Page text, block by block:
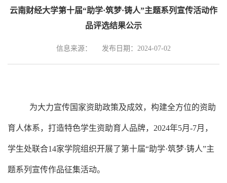
云南财经大学第十届“助学·筑梦·铸人”主题系列宣传活动作
品评选结果公示
信息来源： 发布日期：2024-07-02
为大力宣传国家资助政策及成效，构建全方位的资助
育人体系，打造特色学生资助育人品牌，2024年5月-7月，
学生处联合14家学院组织开展了第十届“助学·筑梦·铸人”主
题系列宣传作品征集活动。